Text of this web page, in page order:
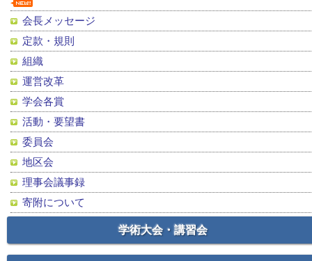
会長メッセージ
定款・規則
組織
運営改革
学会各賞
活動・要望書
委員会
地区会
理事会議事録
寄附について
学術大会・講習会